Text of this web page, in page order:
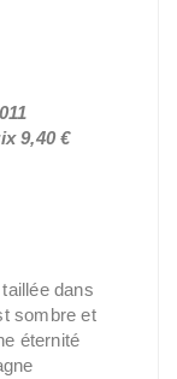
9,40 €
dans
sombre et
éternité